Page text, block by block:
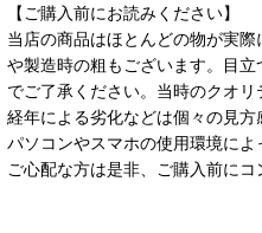
【ご購入前にお読みください】
当店の商品はほとんどの物が実
や製造時の粗もございます。目
でご了承ください。当時のクオ
経年による劣化などは個々の見
パソコンやスマホの使用環境に
ご心配な方は是非、ご購入前に